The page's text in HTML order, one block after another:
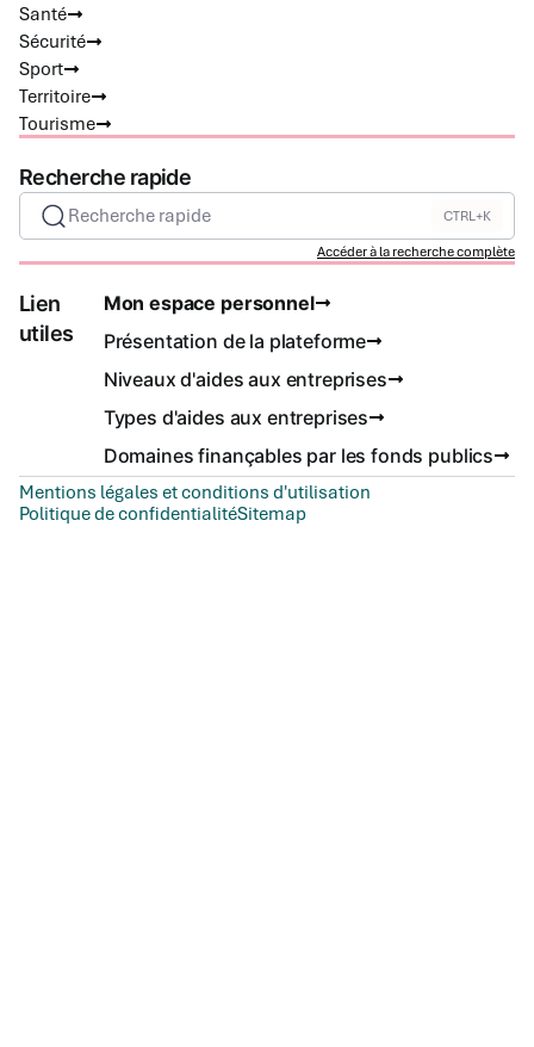
Santé
Sécurité
Sport
Territoire
Tourisme
Recherche rapide
Recherche rapide CTRL+K
Accéder à la recherche complète
Lien
utiles
Mon espace personnel
Présentation de la plateforme
Niveaux d'aides aux entreprises
Types d'aides aux entreprises
Domaines finançables par les fonds publics
Mentions légales et conditions d'utilisation
Politique de confidentialitéSitemap